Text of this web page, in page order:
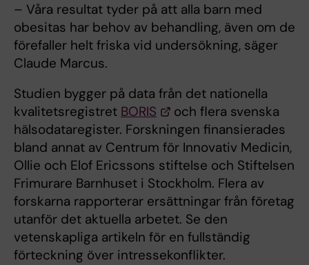
– Våra resultat tyder på att alla barn med
obesitas har behov av behandling, även om de
förefaller helt friska vid undersökning, säger
Claude Marcus.
Studien bygger på data från det nationella
kvalitetsregistret BORIS
och flera svenska
hälsodataregister. Forskningen finansierades
bland annat av Centrum för Innovativ Medicin,
Ollie och Elof Ericssons stiftelse och Stiftelsen
Frimurare Barnhuset i Stockholm. Flera av
forskarna rapporterar ersättningar från företag
utanför det aktuella arbetet. Se den
vetenskapliga artikeln för en fullständig
förteckning över intressekonflikter.